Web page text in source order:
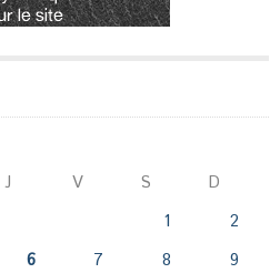
J V S
D
1
2
6 7 8
9